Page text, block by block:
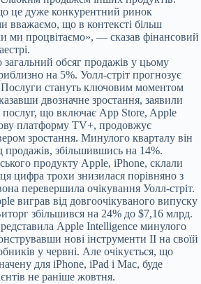
це дуже конкурентний ринок
вважаємо, що в контексті більш
ми процвітаємо», — сказав фінансовий
обсяг продажів у цьому
на 5%. Уолл-стріт прогнозує
Послуги стануть ключовим моментом
двозначне зростання, заявили
послуг, що включає App Store, Apple
платформу TV+, продовжує
зростання. Минулого кварталу він
продажів, збільшившись на 14%.
продукту Apple, iPhone, склали
цифра трохи знизилася порівняно з
перевершила очікування Уолл-стріт.
виграв від довгоочікуваного випуску
збільшився на 24% до $7,16 млрд.
Apple Intelligence минулого
нові інструменти ІІ на своїй
у червні. Але очікується, що
для iPhone, iPad і Mac, буде
не раніше жовтня.